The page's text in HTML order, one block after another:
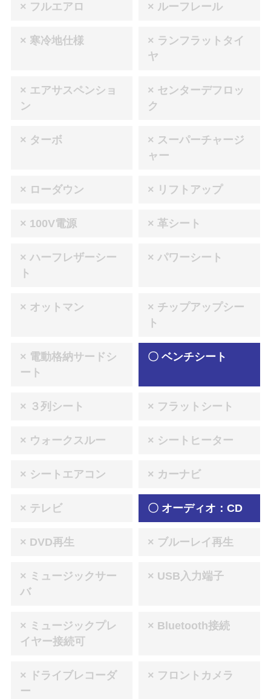
× フルエアロ × ルーフレール
× 寒冷地仕様
× ランフラットタイ
ヤ
× エアサスペンショ
ン
× センターデフロッ
ク
× ターボ
× スーパーチャージ
ャー
× ローダウン × リフトアップ
× 100V電源 × 革シート
× ハーフレザーシー
ト
× パワーシート
× オットマン
× チップアップシー
ト
× 電動格納サードシ
ート
〇 ベンチシート
× ３列シート × フラットシート
× ウォークスルー × シートヒーター
× シートエアコン × カーナビ
× テレビ 〇 オーディオ：CD
× DVD再生 × ブルーレイ再生
× ミュージックサー
バ
× USB入力端子
× ミュージックプレ
イヤー接続可
× Bluetooth接続
× ドライブレコーダ
ー
× フロントカメラ